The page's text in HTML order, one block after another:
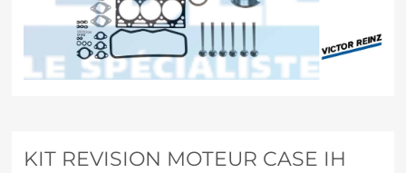
KIT REVISION MOTEUR CASE IH